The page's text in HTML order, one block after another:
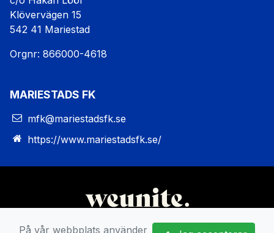
Klövervägen 15
542 41 Mariestad
Orgnr: 866000-4618
MARIESTADS FK
mfk@mariestadsfk.se
https://www.mariestadsfk.se/
På vår webbplats använder